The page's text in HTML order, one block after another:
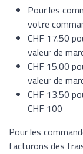
Pour les
votre
CHF 17.50
valeur de
CHF 15.00
valeur de
CHF 13.50
CHF 100
Pour les
facturons des